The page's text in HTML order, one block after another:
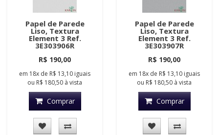
Papel de Parede
Liso, Textura
Element 3 Ref.
3E303906R
R$ 190,00
em 18x de R$ 13,10 iguais
ou R$ 180,50 à vista
Comprar
Papel de Parede
Liso, Textura
Element 3 Ref.
3E303907R
R$ 190,00
em 18x de R$ 13,10 iguais
ou R$ 180,50 à vista
Comprar